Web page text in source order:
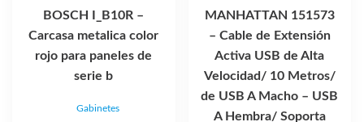
BOSCH I_B10R –
Carcasa metalica color
rojo para paneles de
serie b
Gabinetes
MANHATTAN 151573
– Cable de Extensión
Activa USB de Alta
Velocidad/ 10 Metros/
de USB A Macho – USB
A Hembra/ Soporta